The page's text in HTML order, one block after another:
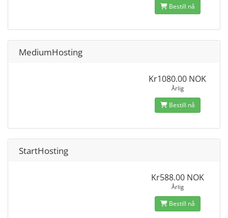
Bestill nå
MediumHosting
Kr1080.00 NOK
Årlig
Bestill nå
StartHosting
Kr588.00 NOK
Årlig
Bestill nå